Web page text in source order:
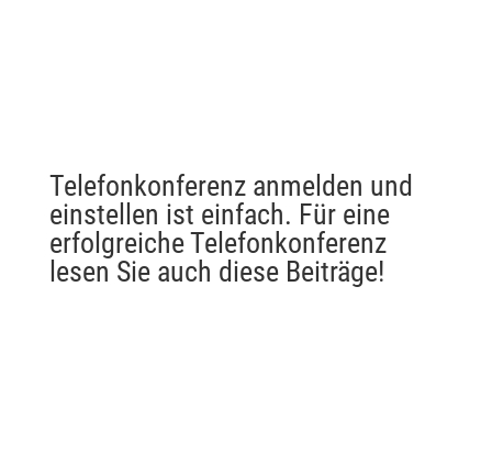
Telefonkonferenz anmelden und
einstellen ist einfach. Für eine
erfolgreiche Telefonkonferenz
lesen Sie auch diese Beiträge!